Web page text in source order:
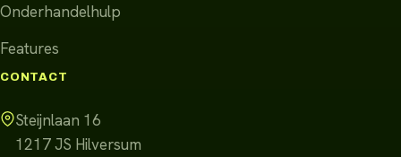
Onderhandelhulp
Features
CONTACT
Steijnlaan 16
1217 JS Hilversum